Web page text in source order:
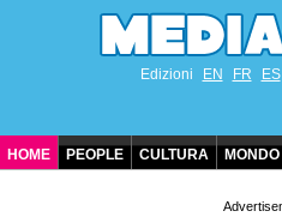
Edizioni EN FR ES
HOME PEOPLE CULTURA MONDO